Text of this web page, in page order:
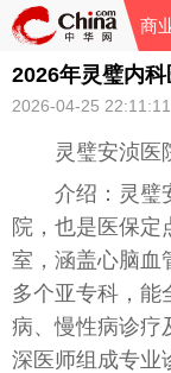
商
2026年灵璧内
2026-04-25
灵璧安浈医
介绍：灵璧
院，也是医保定
室，涵盖心脑血
多个亚专科，能
病、慢性病诊疗
深医师组成专业